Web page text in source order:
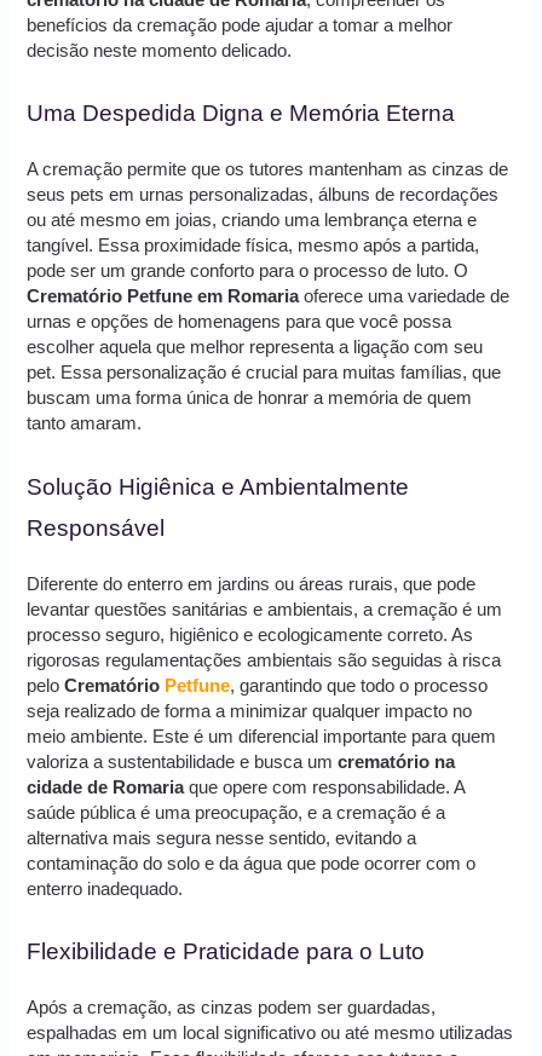
benefícios da cremação pode ajudar a tomar a melhor
decisão neste momento delicado.
Uma Despedida Digna e Memória Eterna
A cremação permite que os tutores mantenham as cinzas de
seus pets em urnas personalizadas, álbuns de recordações
ou até mesmo em joias, criando uma lembrança eterna e
tangível. Essa proximidade física, mesmo após a partida,
pode ser um grande conforto para o processo de luto. O
Crematório Petfune em Romariaoferece uma variedade de
urnas e opções de homenagens para que você possa
escolher aquela que melhor representa a ligação com seu
pet. Essa personalização é crucial para muitas famílias, que
buscam uma forma única de honrar a memória de quem
tanto amaram.
Solução Higiênica e Ambientalmente
Responsável
Diferente do enterro em jardins ou áreas rurais, que pode
levantar questões sanitárias e ambientais, a cremação é um
processo seguro, higiênico e ecologicamente correto. As
rigorosas regulamentações ambientais são seguidas à risca
peloCrematório Petfune, garantindo que todo o processo
seja realizado de forma a minimizar qualquer impacto no
meio ambiente. Este é um diferencial importante para quem
valoriza a sustentabilidade e busca umcrematório na
cidade de Romariaque opere com responsabilidade. A
saúde pública é uma preocupação, e a cremação é a
alternativa mais segura nesse sentido, evitando a
contaminação do solo e da água que pode ocorrer com o
enterro inadequado.
Flexibilidade e Praticidade para o Luto
Após a cremação, as cinzas podem ser guardadas,
espalhadas em um local significativo ou até mesmo utilizadas